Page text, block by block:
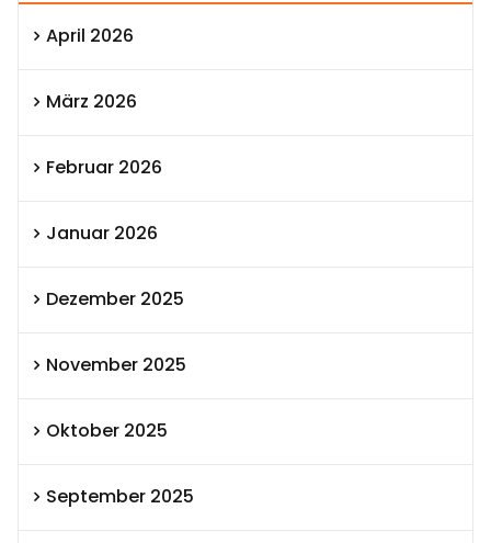
April 2026
März 2026
Februar 2026
Januar 2026
Dezember 2025
November 2025
Oktober 2025
September 2025